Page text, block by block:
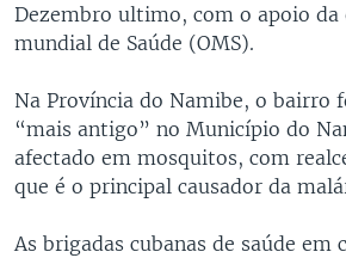
Dezembro ultimo, com o apoio da
mundial de Saúde (OMS).
Na Província do Namibe, o bairro
“mais antigo” no Município do
afectado em mosquitos, com
que é o principal causador da
As brigadas cubanas de saúde em